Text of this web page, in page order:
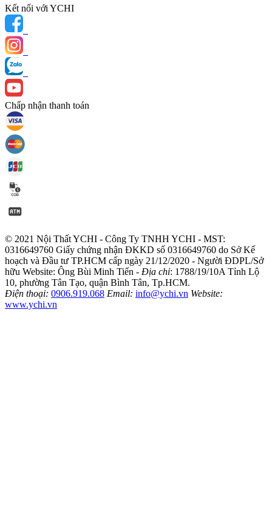
Kết nối với YCHI
Chấp nhận thanh toán
© 2021 Nội Thất YCHI - Công Ty TNHH YCHI - MST:
0316649760 Giấy chứng nhận ĐKKD số 0316649760 do Sở Kế
hoạch và Đầu tư TP.HCM cấp ngày 21/12/2020 - Người ĐDPL/Sở
hữu Website: Ông Bùi Minh Tiến - Địa chỉ: 1788/19/10A Tỉnh Lộ
10, phường Tân Tạo, quận Bình Tân, Tp.HCM.
Điện thoại: 0906.919.068 Email: info@ychi.vn Website:
www.ychi.vn